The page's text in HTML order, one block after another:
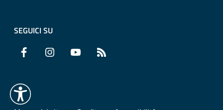
SEGUICI SU
Facebook Instagram YouTube